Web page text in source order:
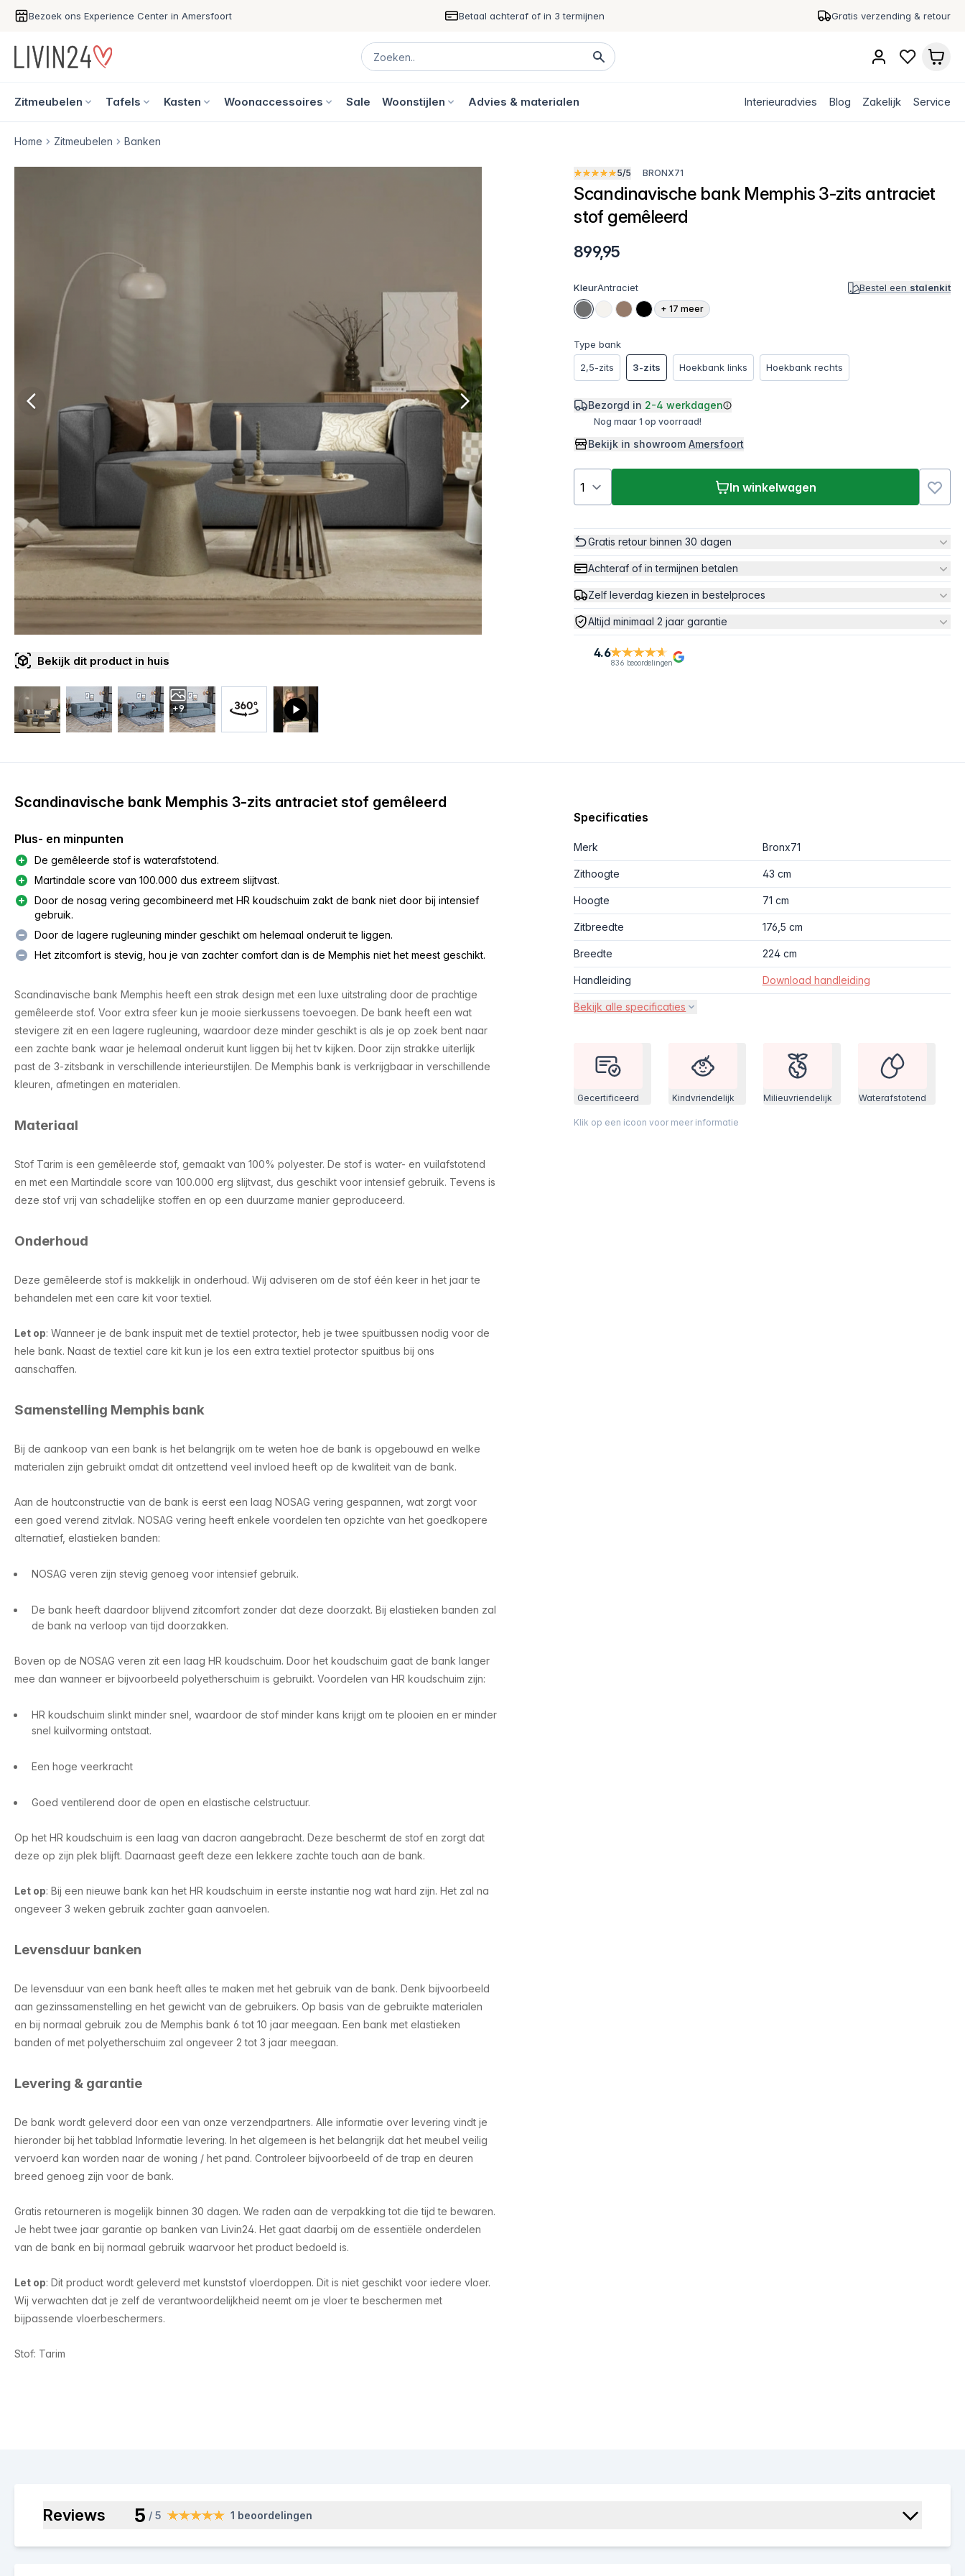
Bezoek ons Experience Center in Amersfoort Betaal achteraf of in 3 termijnen Gratis verzending & retour
Zitmeubelen Tafels Kasten Woonaccessoires Sale Woonstijlen Advies & materialen Interieuradvies Blog Zakelijk Service
Home Zitmeubelen Banken
Bekijk dit product in huis
+9
5/5 BRONX71
Scandinavische bank Memphis 3-zits antraciet
stof gemêleerd
899,95
KleurAntraciet Bestel een stalenkit
+17 meer
Type bank
2,5-zits
3-zits Hoekbank links Hoekbank rechts
Bezorgd in 2-4 werkdagen
Nog maar 1 op voorraad!
Bekijk in showroomAmersfoort
In winkelwagen
Gratis retour binnen 30 dagen
Achteraf of in termijnen betalen
Zelf leverdag kiezen in bestelproces
Altijd minimaal 2 jaar garantie
4.6
836 beoordelingen
Scandinavische bank Memphis 3-zits antraciet stof gemêleerd
Plus- en minpunten
De gemêleerde stof is waterafstotend.
Martindale score van 100.000 dus extreem slijtvast.
Door de nosag vering gecombineerd met HR koudschuim zakt de bank niet door bij intensief
gebruik.
Door de lagere rugleuning minder geschikt om helemaal onderuit te liggen.
Het zitcomfort is stevig, hou je van zachter comfort dan is de Memphis niet het meest geschikt.
Scandinavische bank Memphis heeft een strak design met een luxe uitstraling door de prachtige
gemêleerde stof. Voor extra sfeer kun je mooie sierkussens toevoegen. De bank heeft een wat
stevigere zit en een lagere rugleuning, waardoor deze minder geschikt is als je op zoek bent naar
een zachte bank waar je helemaal onderuit kunt liggen bij het tv kijken. Door zijn strakke uiterlijk
past de 3-zitsbank in verschillende interieurstijlen. De Memphis bank is verkrijgbaar in verschillende
kleuren, afmetingen en materialen.
Materiaal
Stof Tarim is een gemêleerde stof, gemaakt van 100% polyester. De stof is water- en vuilafstotend
en met een Martindale score van 100.000 erg slijtvast, dus geschikt voor intensief gebruik. Tevens is
deze stof vrij van schadelijke stoffen en op een duurzame manier geproduceerd.
Onderhoud
Deze gemêleerde stof is makkelijk in onderhoud. Wij adviseren om de stof één keer in het jaar te
behandelen met een care kit voor textiel.
Let op: Wanneer je de bank inspuit met de textiel protector, heb je twee spuitbussen nodig voor de
hele bank. Naast de textiel care kit kun je los een extra textiel protector spuitbus bij ons
aanschaffen.
Samenstelling Memphis bank
Bij de aankoop van een bank is het belangrijk om te weten hoe de bank is opgebouwd en welke
materialen zijn gebruikt omdat dit ontzettend veel invloed heeft op de kwaliteit van de bank.
Aan de houtconstructie van de bank is eerst een laag NOSAG vering gespannen, wat zorgt voor
een goed verend zitvlak. NOSAG vering heeft enkele voordelen ten opzichte van het goedkopere
alternatief, elastieken banden:
NOSAG veren zijn stevig genoeg voor intensief gebruik.
De bank heeft daardoor blijvend zitcomfort zonder dat deze doorzakt. Bij elastieken banden zal
de bank na verloop van tijd doorzakken.
Boven op de NOSAG veren zit een laag HR koudschuim. Door het koudschuim gaat de bank langer
mee dan wanneer er bijvoorbeeld polyetherschuim is gebruikt. Voordelen van HR koudschuim zijn:
HR koudschuim slinkt minder snel, waardoor de stof minder kans krijgt om te plooien en er minder
snel kuilvorming ontstaat.
Een hoge veerkracht
Goed ventilerend door de open en elastische celstructuur.
Op het HR koudschuim is een laag van dacron aangebracht. Deze beschermt de stof en zorgt dat
deze op zijn plek blijft. Daarnaast geeft deze een lekkere zachte touch aan de bank.
Let op: Bij een nieuwe bank kan het HR koudschuim in eerste instantie nog wat hard zijn. Het zal na
ongeveer 3 weken gebruik zachter gaan aanvoelen.
Levensduur banken
De levensduur van een bank heeft alles te maken met het gebruik van de bank. Denk bijvoorbeeld
aan gezinssamenstelling en het gewicht van de gebruikers. Op basis van de gebruikte materialen
en bij normaal gebruik zou de Memphis bank 6 tot 10 jaar meegaan. Een bank met elastieken
banden of met polyetherschuim zal ongeveer 2 tot 3 jaar meegaan.
Levering & garantie
De bank wordt geleverd door een van onze verzendpartners. Alle informatie over levering vindt je
hieronder bij het tabblad Informatie levering. In het algemeen is het belangrijk dat het meubel veilig
vervoerd kan worden naar de woning / het pand. Controleer bijvoorbeeld of de trap en deuren
breed genoeg zijn voor de bank.
Gratis retourneren is mogelijk binnen 30 dagen. We raden aan de verpakking tot die tijd te bewaren.
Je hebt twee jaar garantie op banken van Livin24. Het gaat daarbij om de essentiële onderdelen
van de bank en bij normaal gebruik waarvoor het product bedoeld is.
Let op: Dit product wordt geleverd met kunststof vloerdoppen. Dit is niet geschikt voor iedere vloer.
Wij verwachten dat je zelf de verantwoordelijkheid neemt om je vloer te beschermen met
bijpassende vloerbeschermers.
Stof: Tarim
Specificaties
Merk Bronx71
Zithoogte 43 cm
Hoogte 71 cm
Zitbreedte 176,5 cm
Breedte 224 cm
Handleiding Download handleiding
Bekijk alle specificaties
Gecertificeerd Kindvriendelijk Milieuvriendelijk Waterafstotend
Klik op een icoon voor meer informatie
Reviews 5 / 5 1 beoordelingen